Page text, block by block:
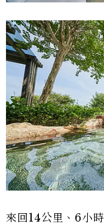
來回14公里、6小